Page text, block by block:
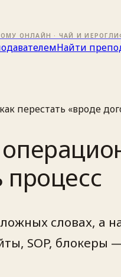
ОНЛАЙН · ЧАЙ И
Найти
перестать «вроде
процесс
словах, а
SOP,